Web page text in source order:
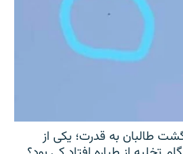
طالبان به قدرت؛ یکی از